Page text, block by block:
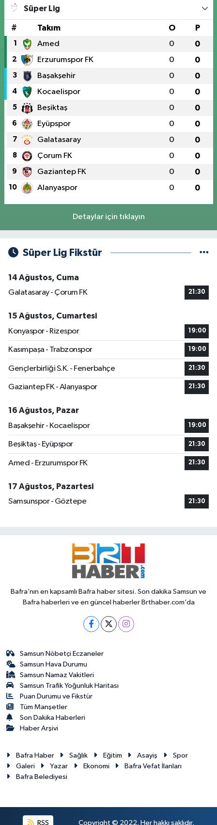
Süper Lig
# Takım O P
1 Amed 0 0
2 Erzurumspor FK 0 0
3 Başakşehir 0 0
4 Kocaelispor 0 0
5 Beşiktaş 0 0
6 Eyüpspor 0 0
7 Galatasaray 0 0
8 Çorum FK 0 0
9 Gaziantep FK 0 0
10 Alanyaspor 0 0
Detaylar için tıklayın
Süper Lig Fikstür
14 Ağustos, Cuma
Galatasaray - Çorum FK
21:30
15 Ağustos, Cumartesi
Konyaspor - Rizespor
19:00
Kasımpaşa - Trabzonspor 19:00
Gençlerbirliği S.K. - Fenerbahçe 21:30
Gaziantep FK - Alanyaspor 21:30
16 Ağustos, Pazar
Başakşehir - Kocaelispor
19:00
Beşiktaş - Eyüpspor 21:30
Amed - Erzurumspor FK 21:30
17 Ağustos, Pazartesi
Samsunspor - Göztepe
21:30
Bafra’nın en kapsamlı Bafra haber sitesi. Son dakika Samsun ve
Bafra haberleri ve en güncel haberler Brthaber.com’da
Samsun Nöbetçi Eczaneler
Samsun Hava Durumu
Samsun Namaz Vakitleri
Samsun Trafik Yoğunluk Haritası
Puan Durumu ve Fikstür
Tüm Manşetler
Son Dakika Haberleri
Haber Arşivi
Bafra Haber Sağlık Eğitim Asayiş
Spor
Galeri
Yazar Ekonomi
Bafra Vefat İlanları
Bafra Belediyesi
RSS Copyright © 2022. Her hakkı saklıdır.